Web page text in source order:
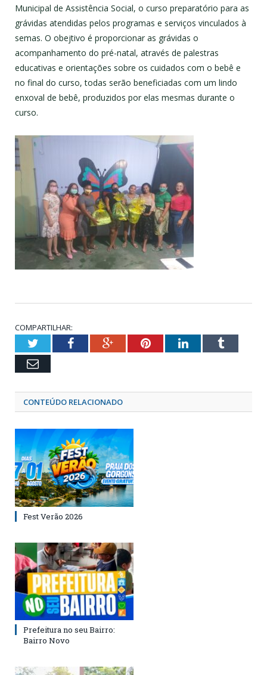
Municipal de Assistência Social, o curso preparatório para as
grávidas atendidas pelos programas e serviços vinculados à
semas. O obejtivo é proporcionar as grávidas o
acompanhamento do pré-natal, através de palestras
educativas e orientações sobre os cuidados com o bebê e
no final do curso, todas serão beneficiadas com um lindo
enxoval de bebê, produzidos por elas mesmas durante o
curso.
COMPARTILHAR:
TwitterFacebookGoogle+PinterestLinkedInTumblr
Email
CONTEÚDO RELACIONADO
Fest Verão 2026
Prefeitura no seu Bairro:
Bairro Novo